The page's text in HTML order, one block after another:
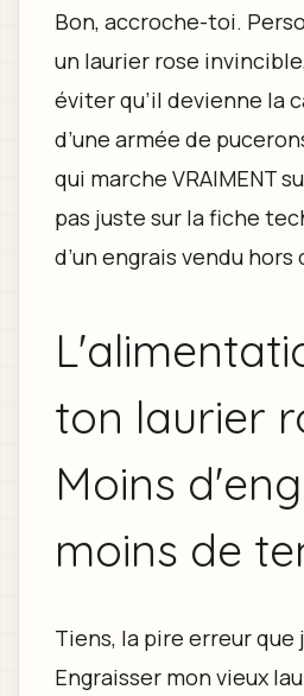
Bon, accroche-toi.
un laurier rose
éviter qu’il devienne la
d’une armée de
qui marche VRAIMENT
pas juste sur la fiche
d’un engrais vendu hors
ton laurier
Moins
moins de
Tiens, la pire erreur que
Engraisser mon vieux